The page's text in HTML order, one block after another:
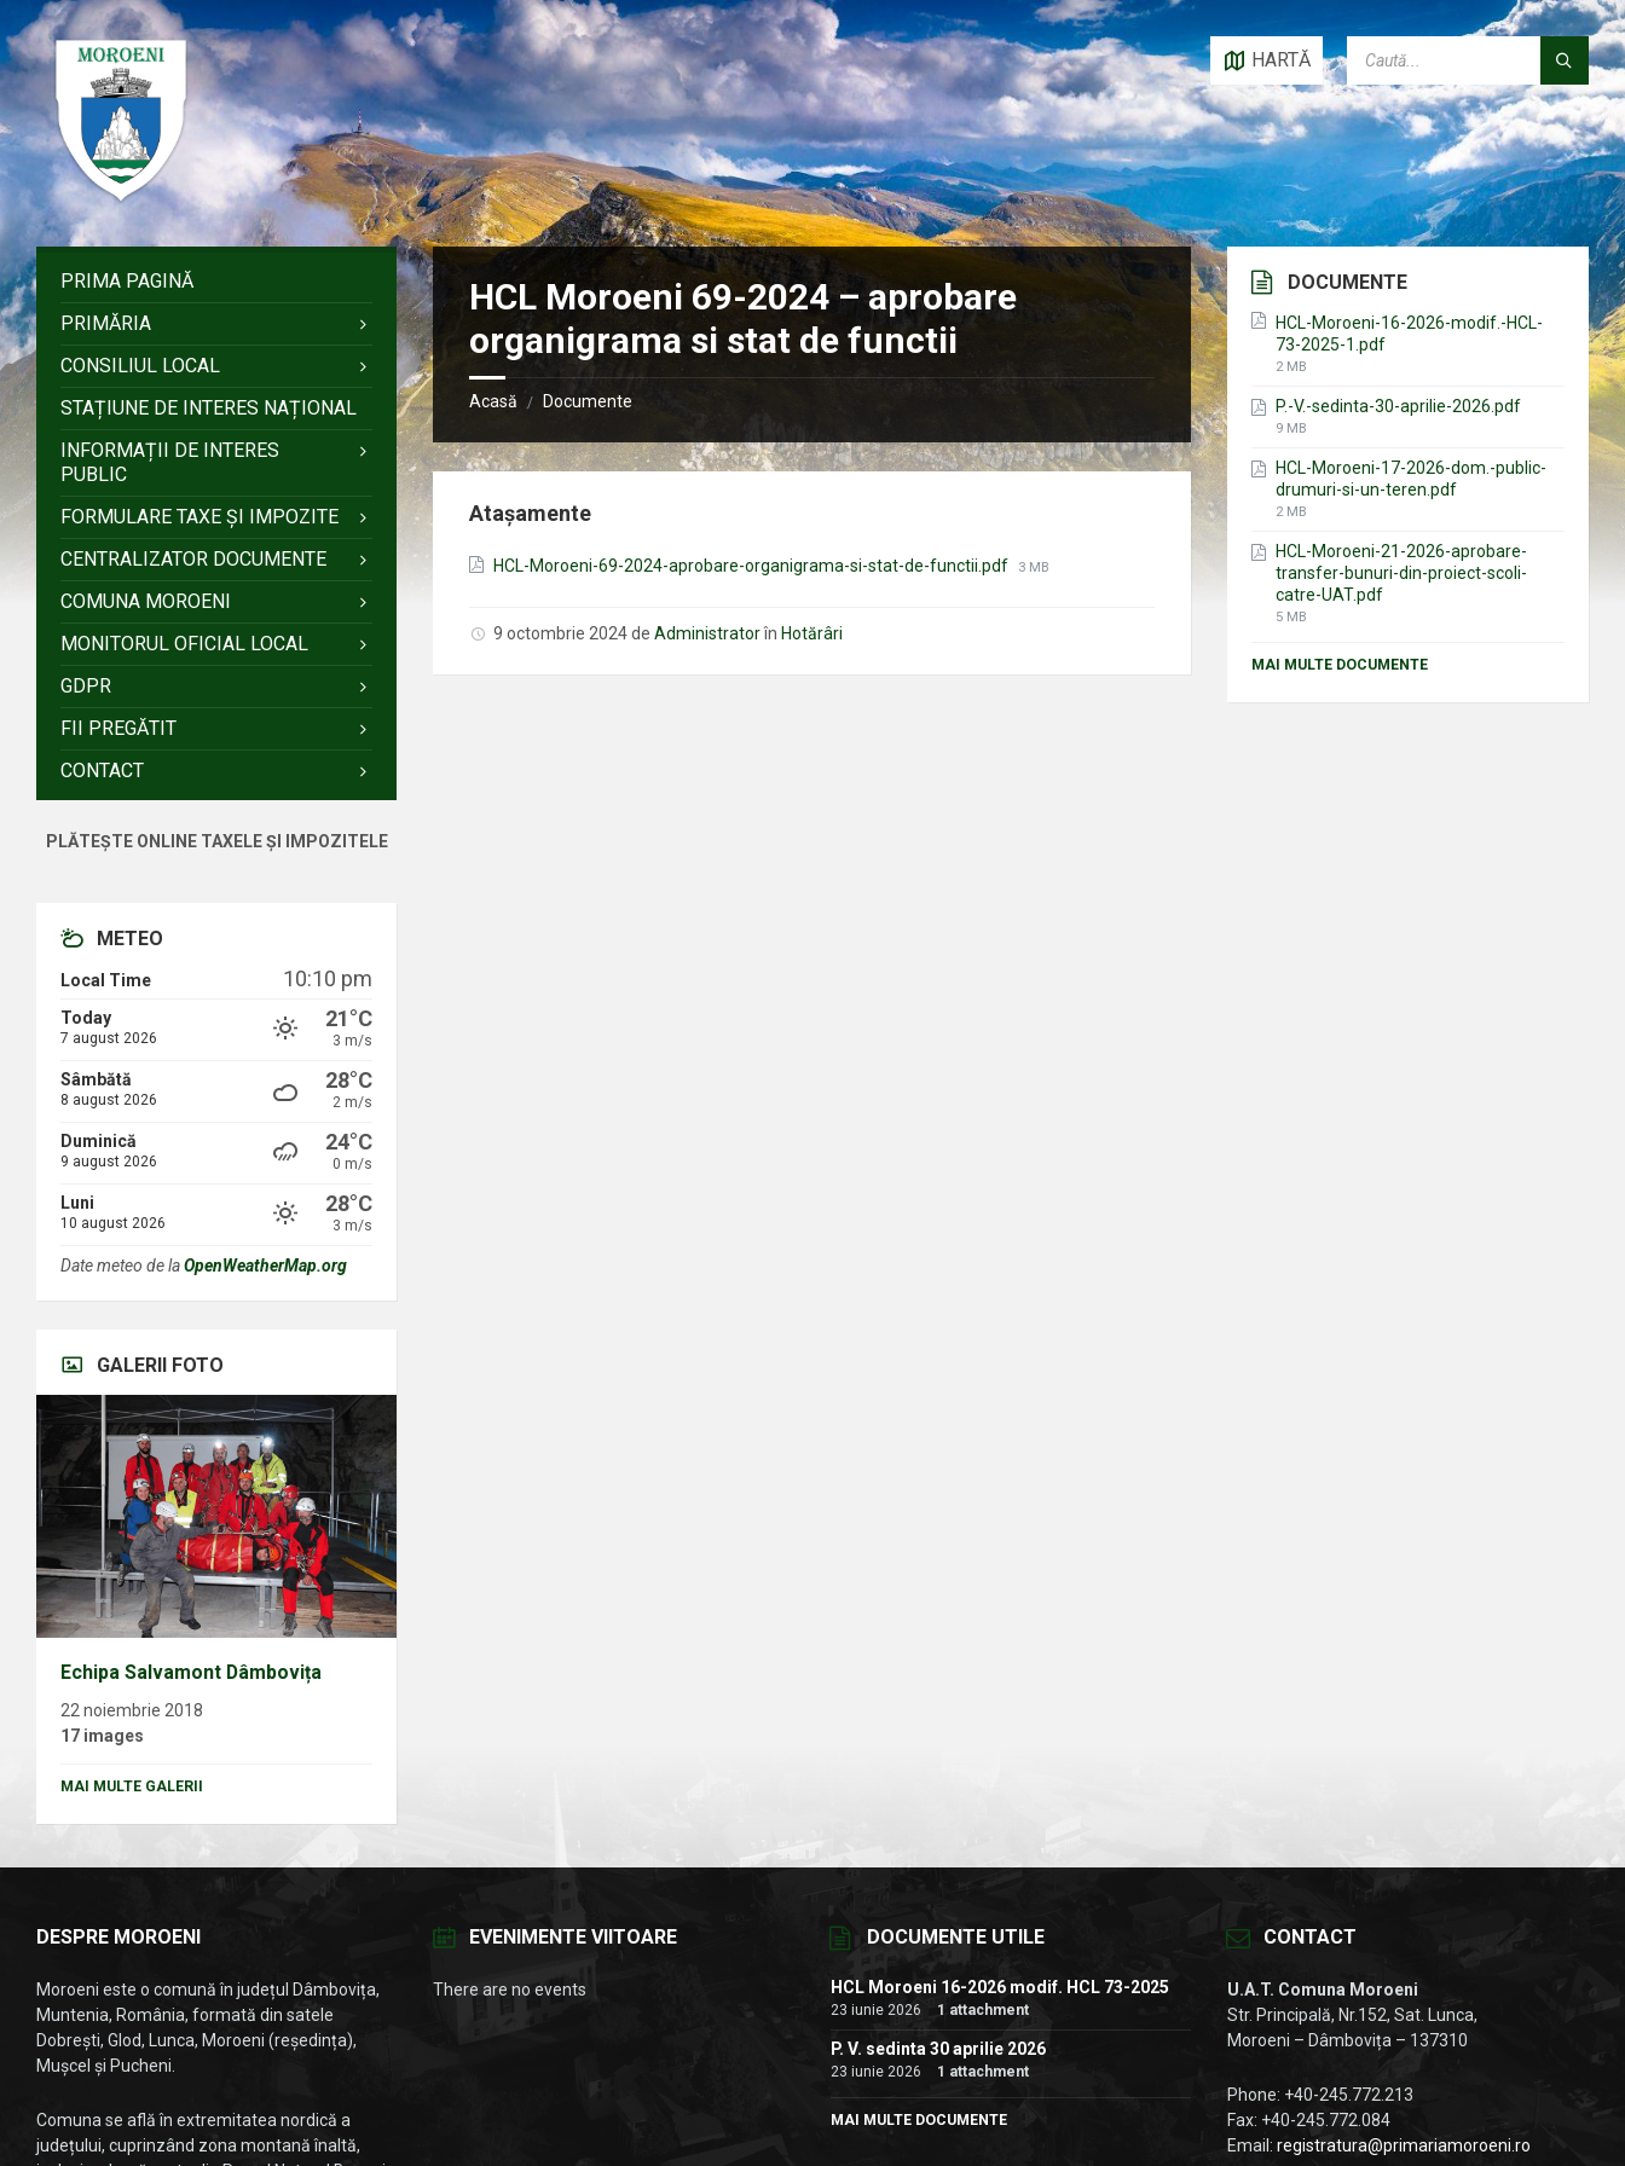
la
conținut
la
bara
laterală
stângă
la
bara
laterală
dreaptă
la
subsol
HARTĂ
HCL Moroeni 69-2024 – aprobare
organigrama si stat de functii
Acasă / Documente
Atașamente
HCL-Moroeni-69-2024-aprobare-organigrama-si-stat-de-functii.pdf Mărimea
3 MB
9 octombrie 2024deAdministrator în Hotărâri
PRIMA PAGINĂ
PRIMĂRIA
CONSILIUL LOCAL
STAȚIUNE DE INTERES NAȚIONAL
INFORMAȚII DE INTERES
PUBLIC
FORMULARE TAXE ȘI IMPOZITE
CENTRALIZATOR DOCUMENTE
COMUNA MOROENI
MONITORUL OFICIAL LOCAL
GDPR
FII PREGĂTIT
CONTACT
PLĂTEȘTE ONLINE TAXELE ȘI IMPOZITELE
METEO
Local Time 10:10 pm
Today
7 august 2026
21°C
3 m/s
Sâmbătă
8 august 2026
28°C
2 m/s
Duminică
9 august 2026
24°C
0 m/s
Luni
10 august 2026
28°C
3 m/s
Date meteo de laOpenWeatherMap.org
GALERII FOTO
Echipa Salvamont Dâmbovița
22 noiembrie 2018
17 images
MAI MULTE GALERII
DOCUMENTE
HCL-Moroeni-16-2026-modif.-HCL-
73-2025-1.pdf
File
2 MB
P.-V.-sedinta-30-aprilie-2026.pdf
File
9 MB
HCL-Moroeni-17-2026-dom.-public-
drumuri-si-un-teren.pdf
File
2 MB
HCL-Moroeni-21-2026-aprobare-
transfer-bunuri-din-proiect-scoli-
catre-UAT.pdf
File
5 MB
MAI MULTE DOCUMENTE
DESPRE MOROENI
Moroeni este o comună în județul Dâmbovița,
Muntenia, România, formată din satele
Dobrești, Glod, Lunca, Moroeni (reședința),
Mușcel și Pucheni.
Comuna se află în extremitatea nordică a
județului, cuprinzând zona montană înaltă,
EVENIMENTE VIITOARE
There are no events
DOCUMENTE UTILE
HCL Moroeni 16-2026 modif. HCL 73-2025
23 iunie 2026 1 attachment
P. V. sedinta 30 aprilie 2026
23 iunie 2026 1 attachment
MAI MULTE DOCUMENTE
CONTACT
U.A.T. Comuna Moroeni
Str. Principală, Nr.152, Sat. Lunca,
Moroeni – Dâmbovița – 137310
Phone: +40-245.772.213
Fax: +40-245.772.084
Email:registratura@primariamoroeni.ro